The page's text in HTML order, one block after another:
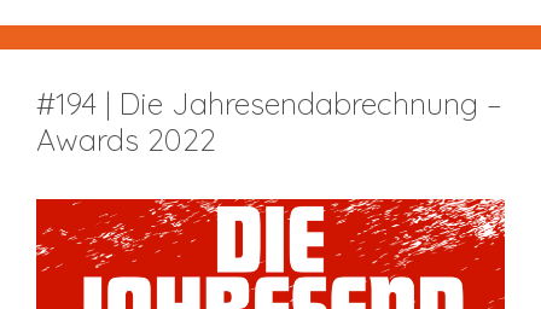
#194 | Die Jahresendabrechnung –
Awards 2022